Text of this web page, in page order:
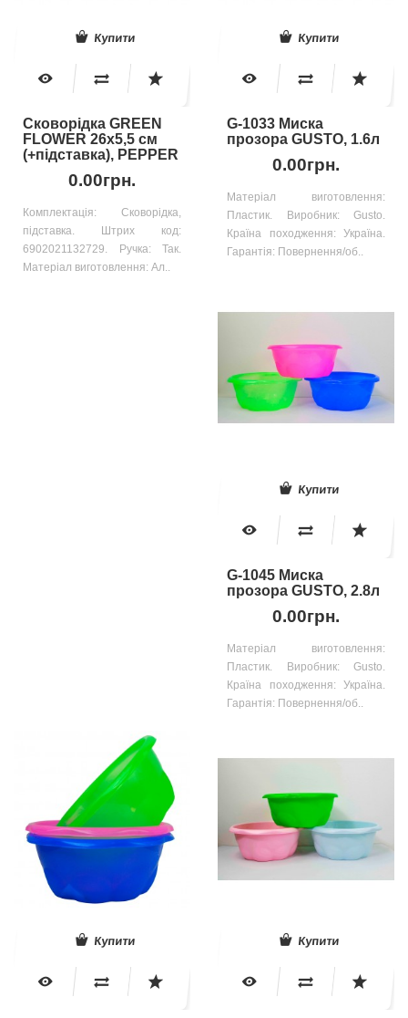
Купити
Cковорідка GREEN
FLOWER 26x5,5 cм
(+підставка), PEPPER
0.00грн.
Комплектація: Сковорідка,
підставка. Штрих код:
6902021132729. Ручка: Так.
Матеріал виготовлення: Ал..
Купити
G-1033 Миска
прозора GUSTO, 1.6л
0.00грн.
Матеріал виготовлення:
Пластик. Виробник: Gusto.
Країна походження: Україна.
Гарантія: Повернення/об..
Купити
G-1045 Миска
прозора GUSTO, 2.8л
0.00грн.
Матеріал виготовлення:
Пластик. Виробник: Gusto.
Країна походження: Україна.
Гарантія: Повернення/об..
Купити Купити